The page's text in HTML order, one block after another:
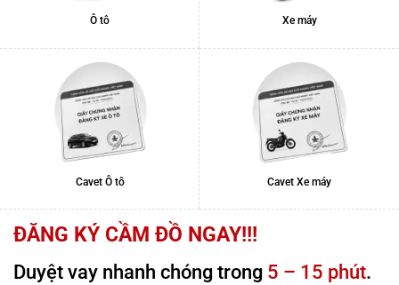
Ô tô Xe máy
Cavet Ô tô Cavet Xe máy
ĐĂNG KÝ CẦM ĐỒ NGAY!!!
Duyệt vay nhanh chóng trong 5 – 15 phút.